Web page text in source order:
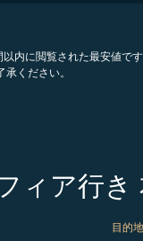
内に閲覧された最安値で
ください。
ィア行
目的地